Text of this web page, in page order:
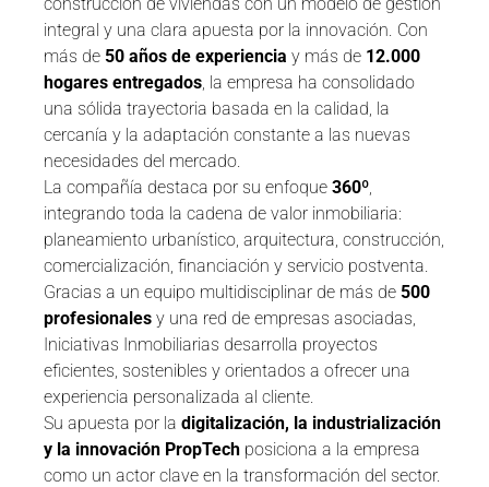
integral y una clara apuesta por la innovación. Con
más de 50 años de experiencia y más de 12.000
hogares entregados, la empresa ha consolidado
una sólida trayectoria basada en la calidad, la
cercanía y la adaptación constante a las nuevas
necesidades del mercado.
La compañía destaca por su enfoque 360º,
integrando toda la cadena de valor inmobiliaria:
planeamiento urbanístico, arquitectura, construcción,
comercialización, financiación y servicio postventa.
Gracias a un equipo multidisciplinar de más de 500
profesionales y una red de empresas asociadas,
Iniciativas Inmobiliarias desarrolla proyectos
eficientes, sostenibles y orientados a ofrecer una
experiencia personalizada al cliente.
Su apuesta por la digitalización, la industrialización
y la innovación PropTech posiciona a la empresa
como un actor clave en la transformación del sector.